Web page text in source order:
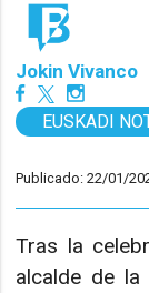
Jokin Vivanco
EUSKADI
Publicado: 22/01/
Tras la
alcalde de la